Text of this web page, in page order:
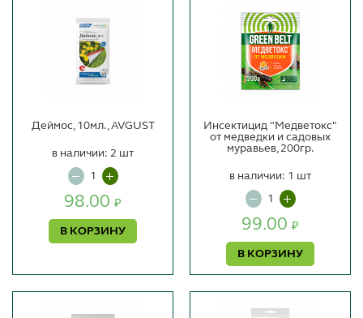
Деймос, 10мл., AVGUST
98.00 ₽
В КОРЗИНУ
в наличии: 2 шт
Инсектицид "Медветокс"
от медведки и садовых
муравьев, 200гр.
99.00 ₽
В КОРЗИНУ
в наличии: 1 шт